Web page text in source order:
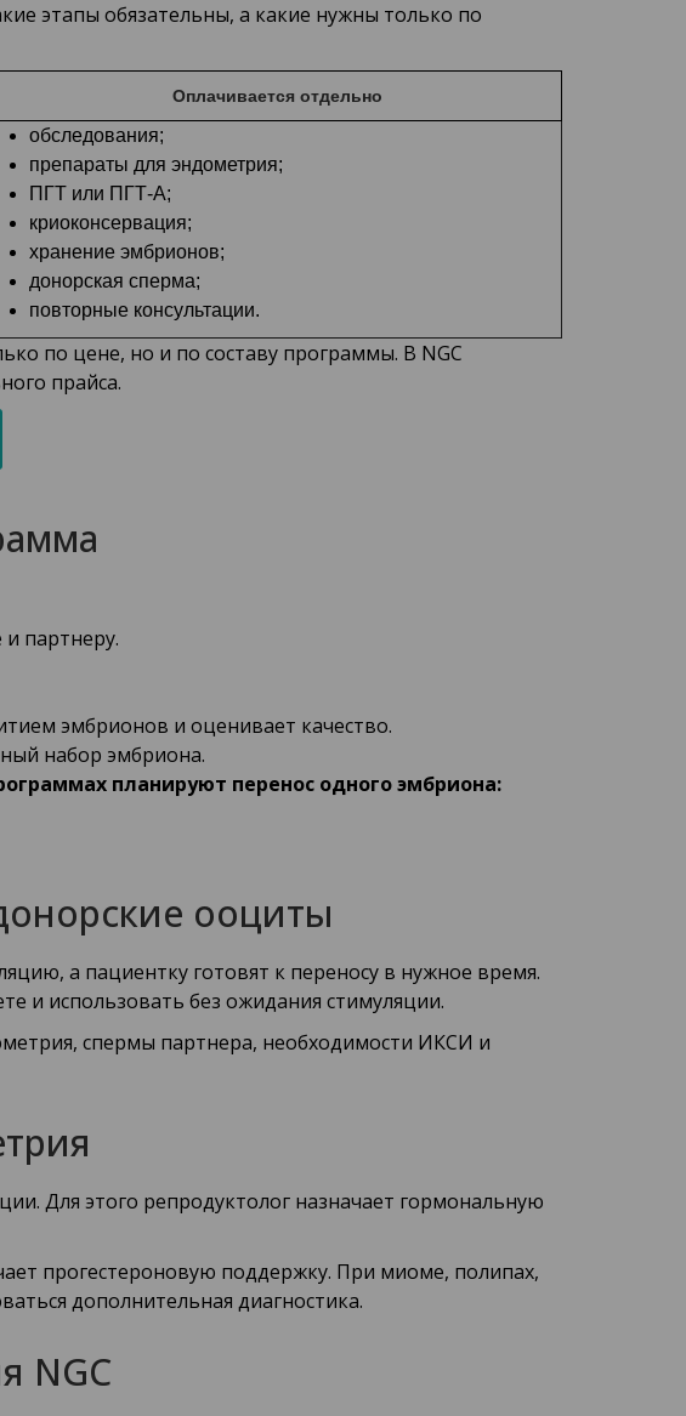
этапы обязательны, а какие нужны только по
Оплачивается отдельно
обследования;
препараты для эндометрия;
ПГТ или ПГТ-А;
криоконсервация;
хранение эмбрионов;
донорская сперма;
повторные консультации.
по цене, но и по составу программы. В NGC
прайса.
партнеру.
эмбрионов и оценивает качество.
набор эмбриона.
планируют перенос одного эмбриона:
ооциты
а пациентку готовят к переносу в нужное время.
и использовать без ожидания стимуляции.
спермы партнера, необходимости ИКСИ и
Для этого репродуктолог назначает гормональную
прогестероновую поддержку. При миоме, полипах,
дополнительная диагностика.
NGC